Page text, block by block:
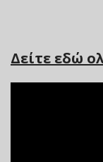
Δείτε εδώ